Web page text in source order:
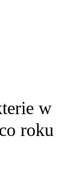
w
roku